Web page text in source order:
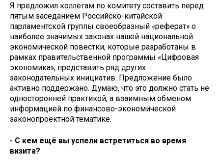
Я предложил коллегам по комитету составить перед
пятым заседанием Российско-китайской
парламентской группы своеобразный «реферат» о
наиболее значимых законах нашей национальной
экономической повестки, которые разработаны в
рамках правительственной программы «Цифровая
экономика», представить ряд других
законодательных инициатив. Предложение было
активно поддержано. Думаю, что это должно стать не
односторонней практикой, а взаимным обменом
информацией по финансово-экономической
законопроектной тематике.
- С кем ещё вы успели встретиться во время
визита?